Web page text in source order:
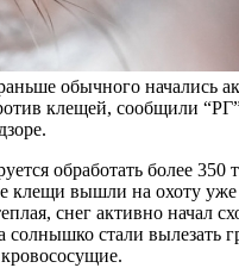
обычного начались
клещей, сообщили
обработать более 350
клещи вышли на охоту уже
снег активно начал
солнышко стали вылезать